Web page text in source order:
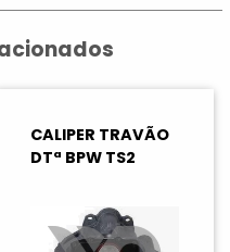
CALIPER TRAVÃO
DTª BPW TS2